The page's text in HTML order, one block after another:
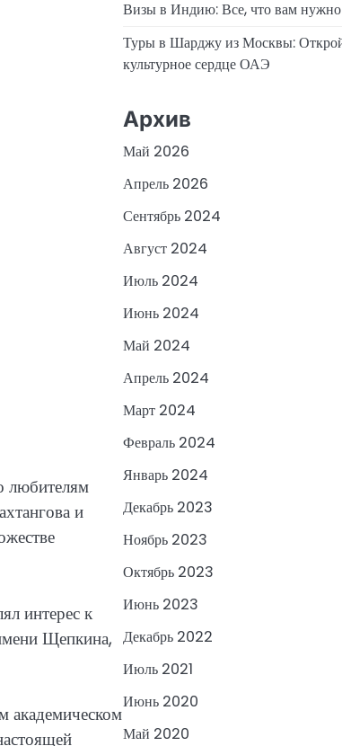
любителям
и
интерес к
Щепкина,
академическом
Визы в Индию: Все, что вам нужно
Туры в Шарджу из Москвы:
культурное сердце ОАЭ
Архив
Май 2026
Апрель 2026
Сентябрь 2024
Август 2024
Июль 2024
Июнь 2024
Май 2024
Апрель 2024
Март 2024
Февраль 2024
Январь 2024
Декабрь 2023
Ноябрь 2023
Октябрь 2023
Июнь 2023
Декабрь 2022
Июль 2021
Июнь 2020
Май 2020